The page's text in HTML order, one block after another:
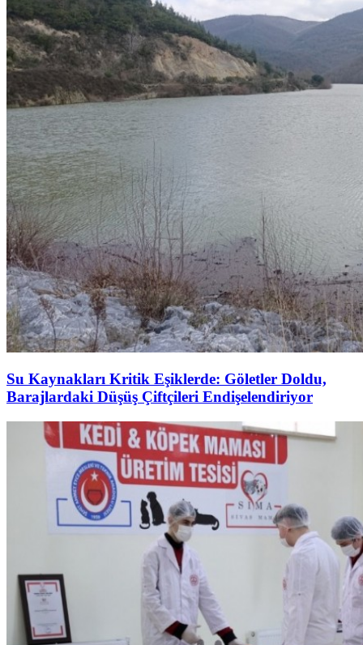
Su Kaynakları Kritik Eşiklerde: Göletler Doldu,
Barajlardaki Düşüş Çiftçileri Endişelendiriyor